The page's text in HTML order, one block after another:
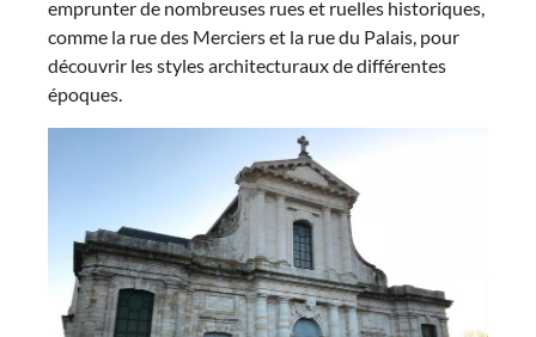
emprunter de nombreuses rues et ruelles historiques,
comme la rue des Merciers et la rue du Palais, pour
découvrir les styles architecturaux de différentes
époques.